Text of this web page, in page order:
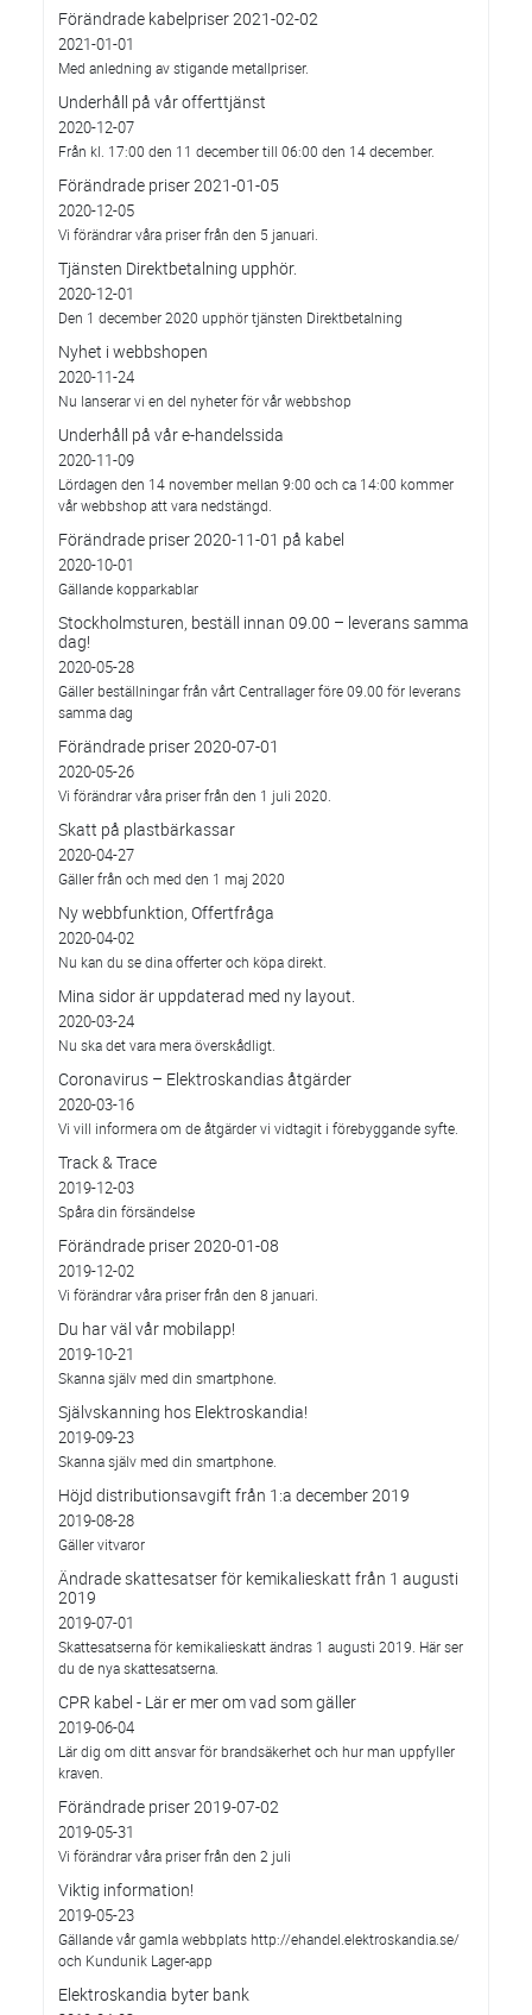
Förändrade kabelpriser 2021-02-02
2021-01-01
Med anledning av stigande metallpriser.
Underhåll på vår offerttjänst
2020-12-07
Från kl. 17:00 den 11 december till 06:00 den 14 december.
Förändrade priser 2021-01-05
2020-12-05
Vi förändrar våra priser från den 5 januari.
Tjänsten Direktbetalning upphör.
2020-12-01
Den 1 december 2020 upphör tjänsten Direktbetalning
Nyhet i webbshopen
2020-11-24
Nu lanserar vi en del nyheter för vår webbshop
Underhåll på vår e-handelssida
2020-11-09
Lördagen den 14 november mellan 9:00 och ca 14:00 kommer
vår webbshop att vara nedstängd.
Förändrade priser 2020-11-01 på kabel
2020-10-01
Gällande kopparkablar
Stockholmsturen, beställ innan 09.00 – leverans samma
dag!
2020-05-28
Gäller beställningar från vårt Centrallager före 09.00 för leverans
samma dag
Förändrade priser 2020-07-01
2020-05-26
Vi förändrar våra priser från den 1 juli 2020.
Skatt på plastbärkassar
2020-04-27
Gäller från och med den 1 maj 2020
Ny webbfunktion, Offertfråga
2020-04-02
Nu kan du se dina offerter och köpa direkt.
Mina sidor är uppdaterad med ny layout.
2020-03-24
Nu ska det vara mera överskådligt.
Coronavirus – Elektroskandias åtgärder
2020-03-16
Vi vill informera om de åtgärder vi vidtagit i förebyggande syfte.
Track & Trace
2019-12-03
Spåra din försändelse
Förändrade priser 2020-01-08
2019-12-02
Vi förändrar våra priser från den 8 januari.
Du har väl vår mobilapp!
2019-10-21
Skanna själv med din smartphone.
Självskanning hos Elektroskandia!
2019-09-23
Skanna själv med din smartphone.
Höjd distributionsavgift från 1:a december 2019
2019-08-28
Gäller vitvaror
Ändrade skattesatser för kemikalieskatt från 1 augusti
2019
2019-07-01
Skattesatserna för kemikalieskatt ändras 1 augusti 2019. Här ser
du de nya skattesatserna.
CPR kabel - Lär er mer om vad som gäller
2019-06-04
Lär dig om ditt ansvar för brandsäkerhet och hur man uppfyller
kraven.
Förändrade priser 2019-07-02
2019-05-31
Vi förändrar våra priser från den 2 juli
Viktig information!
2019-05-23
Gällande vår gamla webbplats http://ehandel.elektroskandia.se/
och Kundunik Lager-app
Elektroskandia byter bank